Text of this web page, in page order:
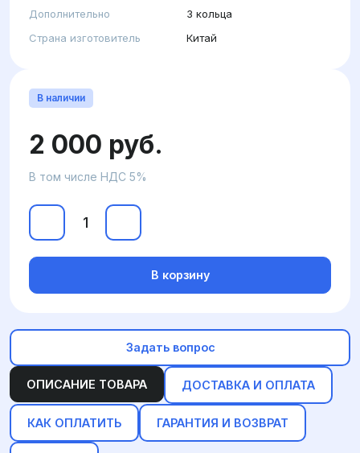
Дополнительно
3 кольца
Страна изготовитель
Китай
ОПИСАНИЕ ТОВАРА ДОСТАВКА И ОПЛАТА
КАК ОПЛАТИТЬ ГАРАНТИЯ И ВОЗВРАТ
В наличии
2 000 руб.
В том числе НДС 5%
В корзину
Задать вопрос